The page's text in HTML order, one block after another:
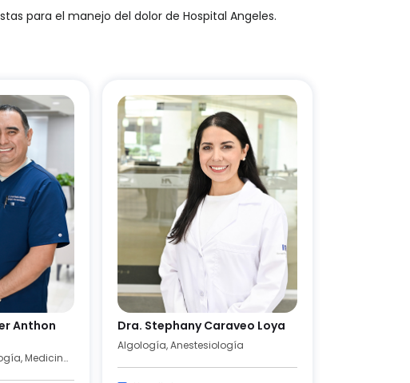
para el manejo del dolor de Hospital Angeles.
Anthon
Algología, Anestesiología, Medicina Crítica
Dra. Stephany Caraveo Loya
Algología, Anestesiología